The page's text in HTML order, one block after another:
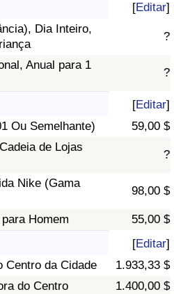
[Editar]
Dia Inteiro,
?
Anual para 1
?
[Editar]
Ou Semelhante)
59,00 $
de Lojas
?
Nike (Gama
98,00 $
Homem 55,00 $
[Editar]
Centro da Cidade
1.933,33 $
do Centro
1.400,00 $